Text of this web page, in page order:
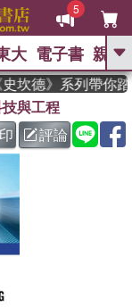
5
GO
、 高希均教授回憶錄
、 父親節 、 如果歷
推薦 、 國際布克
孩：黎曼猜想
大 電子書 親子
坎德》系列帶你踏
與工程
評論